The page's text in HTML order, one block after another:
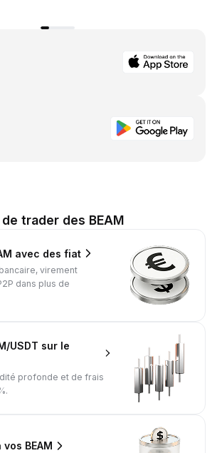
trader des BEAM
avec des fiat
virement
dans plus de
USDT sur le
profonde et de frais
BEAM